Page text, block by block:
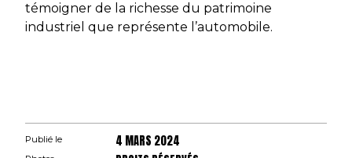
témoigner de la richesse du patrimoine
industriel que représente l’automobile.
Publié le 4 MARS 2024